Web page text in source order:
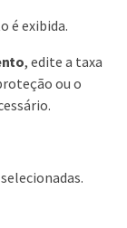
é exibida.
, edite a taxa
ou o